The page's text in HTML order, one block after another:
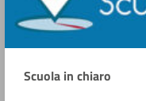
Scuola in chiaro